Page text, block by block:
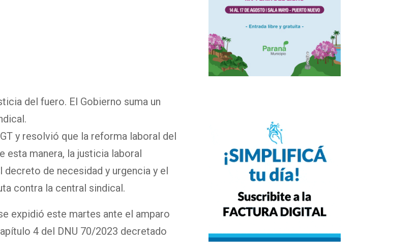
del fuero. El Gobierno suma un
y resolvió que la reforma laboral del
esta manera, la justicia laboral
de necesidad y urgencia y el
contra la central sindical.
expidió este martes ante el amparo
4 del DNU 70/2023 decretado